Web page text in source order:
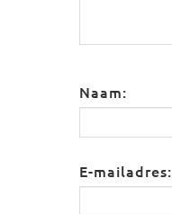
Naam:
E-mailadres: